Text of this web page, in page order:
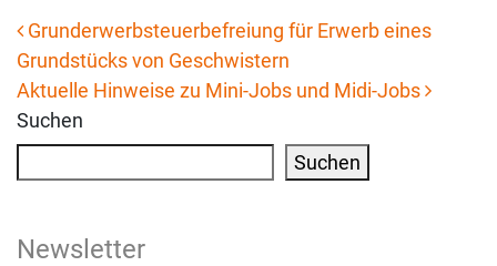
Beitrags-Navigation
Grunderwerbsteuerbefreiung für Erwerb eines
Grundstücks von Geschwistern
Aktuelle Hinweise zu Mini-Jobs und Midi-Jobs
Suchen
Suchen
Newsletter